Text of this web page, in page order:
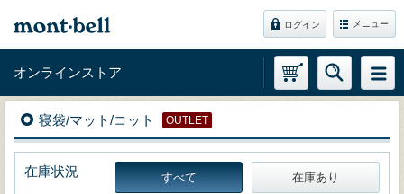
ログイン メニュー
オンラインストア
寝袋/マット/コット OUTLET
在庫状況 すべて 在庫あり